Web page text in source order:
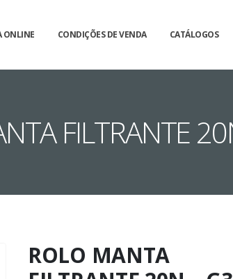
ONLINE CONDIÇÕES DE VENDA CATÁLOGOS
FILTRANTE
ROLO MANTA